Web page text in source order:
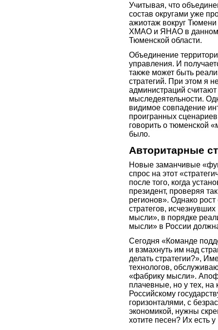
Учитывая, что
состав округами уже
ажиотаж вокруг Тюмени
ХМАО и ЯНАО в данном
Тюменской области.
Объединение
управления. И
также может быть
стратегий. При этом я
администраций считают
мыследеятельности.
видимое совпадение
проигранных
говорить о тюменской
было.
Авторитарные
Новые заманчивые
спрос на этот
после того, когда
президент, проверяя
регионов». Однако
стратегов,
мысли», в порядке
мысли» в России
Сегодня «Команде
и взмахнуть им над
делать стратегии?»,
технологов,
«фабрику мысли».
плачевные, но у тех, на
Российскому
горизонталями, с
экономикой, нужны
хотите песен? Их есть